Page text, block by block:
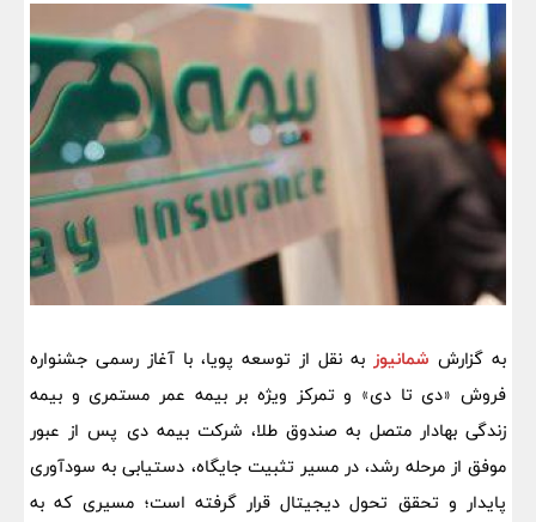
به گزارش شمانیوز به نقل از توسعه پویا، با آغاز رسمی جشنواره
فروش «دی تا دی» و تمرکز ویژه بر بیمه عمر مستمری و بیمه
زندگی بهادار متصل به صندوق طلا، شرکت بیمه دی پس از عبور
موفق از مرحله رشد، در مسیر تثبیت جایگاه، دستیابی به سودآوری
پایدار و تحقق تحول دیجیتال قرار گرفته است؛ مسیری که به